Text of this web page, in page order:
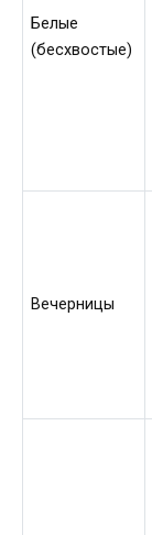
Белые
(бесхвостые)
Вечерницы